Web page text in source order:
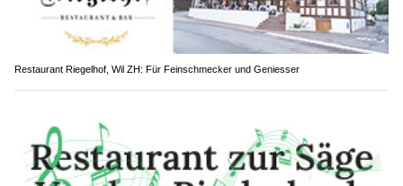
Restaurant Riegelhof, Wil ZH: Für Feinschmecker und Geniesser